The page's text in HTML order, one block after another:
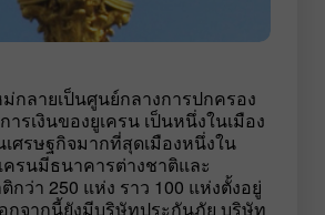
ม่กลายเป็นศูนย์กลางการปกครอง
รเงินของยูเครน เป็นหนึ่งในเมือง
ศรษฐกิจมากที่สุดเมืองหนึ่งใน
ครนมีธนาคารต่างชาติและ
กว่า 250 แห่ง ราว 100 แห่งตั้งอยู่
กจากนี้ยังมีบริษัทประกันภัย บริษัท